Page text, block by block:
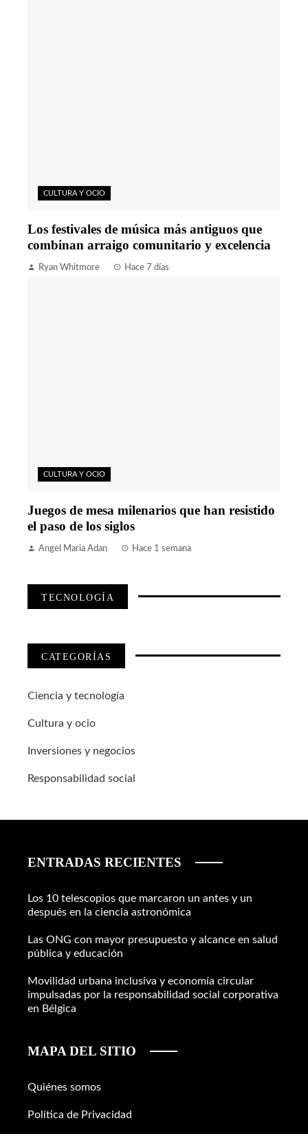
CULTURA Y OCIO
Los festivales de música más antiguos que
combinan arraigo comunitario y excelencia
Ryan Whitmore Hace 7 días
CULTURA Y OCIO
Juegos de mesa milenarios que han resistido
el paso de los siglos
Angel Maria Adan Hace 1 semana
TECNOLOGÍA
CATEGORÍAS
Ciencia y tecnología
Cultura y ocio
Inversiones y negocios
Responsabilidad social
ENTRADAS RECIENTES
Los 10 telescopios que marcaron un antes y un
después en la ciencia astronómica
Las ONG con mayor presupuesto y alcance en salud
pública y educación
Movilidad urbana inclusiva y economía circular
impulsadas por la responsabilidad social corporativa
en Bélgica
MAPA DEL SITIO
Quiénes somos
Política de Privacidad